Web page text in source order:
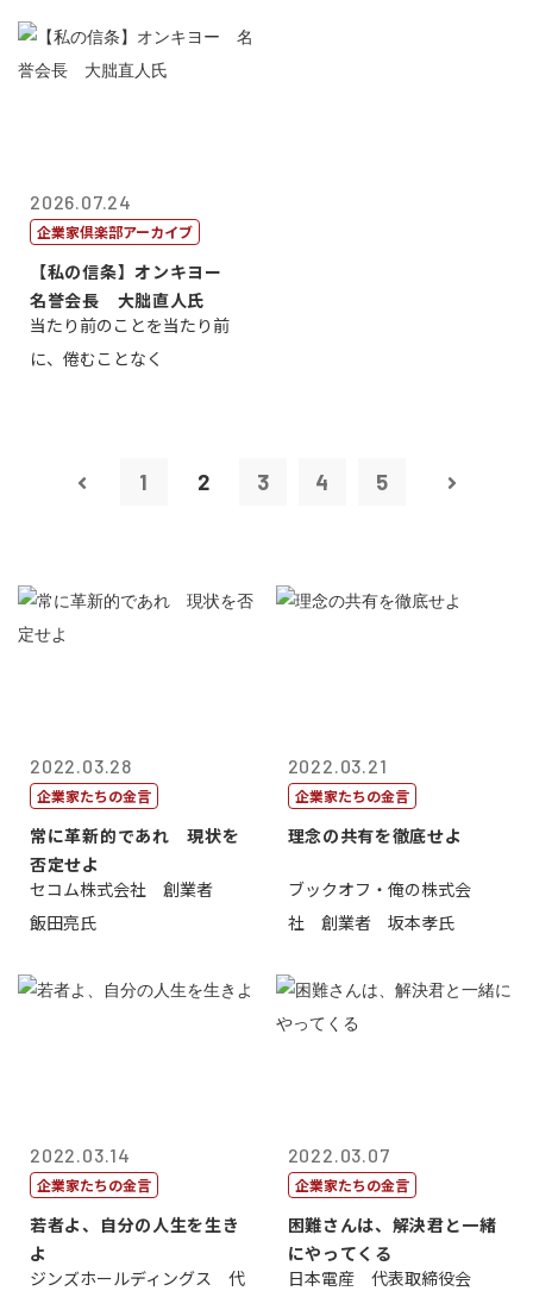
2026.07.24
企業家倶楽部アーカイブ
【私の信条】オンキヨー
名誉会長 大朏直人氏
当たり前のことを当たり前
に、倦むことなく
1 2 3 4 5
2022.03.28
企業家たちの金言
常に革新的であれ 現状を
否定せよ
セコム株式会社 創業者
飯田亮氏
2022.03.21
企業家たちの金言
理念の共有を徹底せよ
ブックオフ・俺の株式会
社 創業者 坂本孝氏
2022.03.14
企業家たちの金言
若者よ、自分の人生を生き
よ
ジンズホールディングス 代
2022.03.07
企業家たちの金言
困難さんは、解決君と一緒
にやってくる
日本電産 代表取締役会